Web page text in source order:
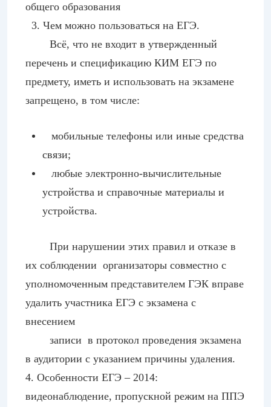
общего образования
3. Чем можно пользоваться на ЕГЭ.
Всё, что не входит в утвержденный
перечень и спецификацию КИМ ЕГЭ по
предмету, иметь и использовать на экзамене
запрещено, в том числе:
мобильные телефоны или иные средства
связи;
любые электронно-вычислительные
устройства и справочные материалы и
устройства.
При нарушении этих правил и отказе в
их соблюдении организаторы совместно с
уполномоченным представителем ГЭК вправе
удалить участника ЕГЭ с экзамена с
внесением
записи в протокол проведения экзамена
в аудитории с указанием причины удаления.
4. Особенности ЕГЭ – 2014:
видеонаблюдение, пропускной режим на ППЭ